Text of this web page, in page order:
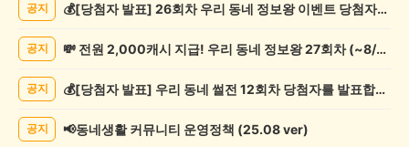
공지 💰[당첨자 발표] 26회차 우리 동네 정보왕 이벤트 당첨자를 발표합니다!
공지 💸 전원 2,000캐시 지급! 우리 동네 정보왕 27회차 (~8/10)
공지 💰[당첨자 발표] 우리 동네 썰전 12회차 당첨자를 발표합니다!
공지 📢동네생활 커뮤니티 운영정책 (25.08 ver)